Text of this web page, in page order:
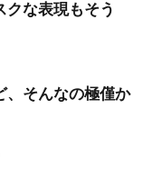
クな表現もそう
、そんなの極僅か